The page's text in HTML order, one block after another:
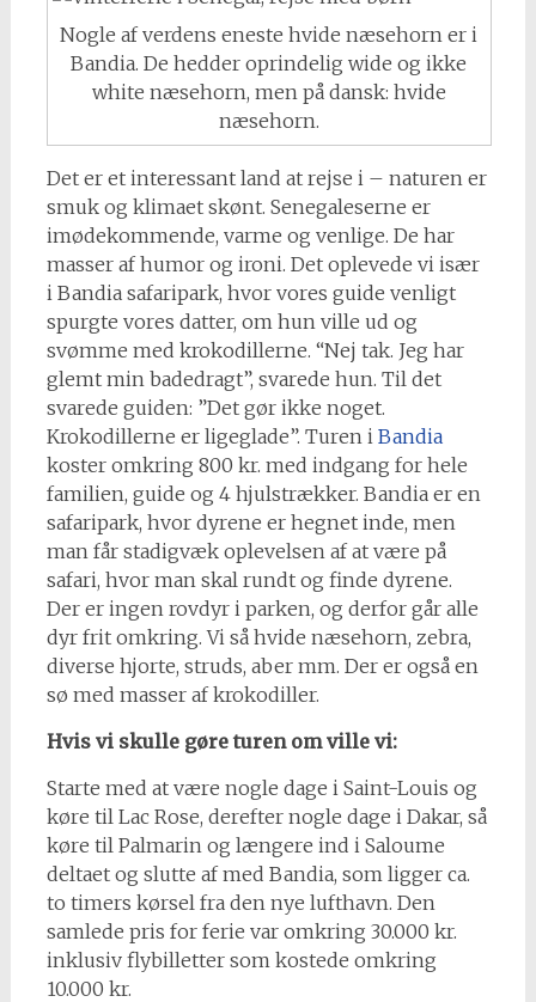
Nogle af verdens eneste hvide næsehorn er i
Bandia. De hedder oprindelig wide og ikke
white næsehorn, men på dansk: hvide
næsehorn.
Det er et interessant land at rejse i – naturen er
smuk og klimaet skønt. Senegaleserne er
imødekommende, varme og venlige. De har
masser af humor og ironi. Det oplevede vi især
i Bandia safaripark, hvor vores guide venligt
spurgte vores datter, om hun ville ud og
svømme med krokodillerne. “Nej tak. Jeg har
glemt min badedragt”, svarede hun. Til det
svarede guiden: ”Det gør ikke noget.
Krokodillerne er ligeglade”. Turen i Bandia
koster omkring 800 kr. med indgang for hele
familien, guide og 4 hjulstrækker. Bandia er en
safaripark, hvor dyrene er hegnet inde, men
man får stadigvæk oplevelsen af at være på
safari, hvor man skal rundt og finde dyrene.
Der er ingen rovdyr i parken, og derfor går alle
dyr frit omkring. Vi så hvide næsehorn, zebra,
diverse hjorte, struds, aber mm. Der er også en
sø med masser af krokodiller.
Hvis vi skulle gøre turen om ville vi:
Starte med at være nogle dage i Saint-Louis og
køre til Lac Rose, derefter nogle dage i Dakar, så
køre til Palmarin og længere ind i Saloume
deltaet og slutte af med Bandia, som ligger ca.
to timers kørsel fra den nye lufthavn. Den
samlede pris for ferie var omkring 30.000 kr.
inklusiv flybilletter som kostede omkring
10.000 kr.